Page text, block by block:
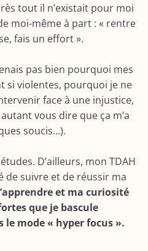
tout il n’existait pour moi
moi-même à part : « rentre
fais un effort ».
pas bien pourquoi mes
si violentes, pourquoi je ne
face à une injustice,
vous dire que ça m’a
soucis…).
D’ailleurs, mon TDAH
de suivre et de réussir ma
et ma curiosité
que je bascule
mode « hyper focus ».